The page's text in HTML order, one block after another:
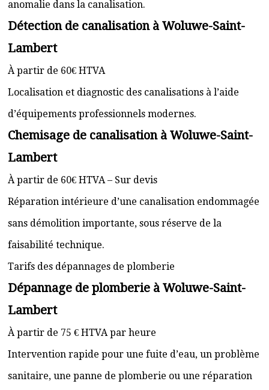
anomalie dans la canalisation.
Détection de canalisation à Woluwe-Saint-
Lambert
À partir de 60€ HTVA
Localisation et diagnostic des canalisations à l’aide
d’équipements professionnels modernes.
Chemisage de canalisation à Woluwe-Saint-
Lambert
À partir de 60€ HTVA – Sur devis
Réparation intérieure d’une canalisation endommagée
sans démolition importante, sous réserve de la
faisabilité technique.
Tarifs des dépannages de plomberie
Dépannage de plomberie à Woluwe-Saint-
Lambert
À partir de 75 € HTVA par heure
Intervention rapide pour une fuite d’eau, un problème
sanitaire, une panne de plomberie ou une réparation